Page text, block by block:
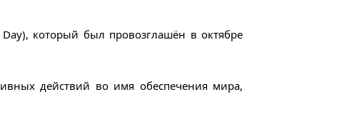
который был провозглашён в октябре
действий во имя обеспечения мира,